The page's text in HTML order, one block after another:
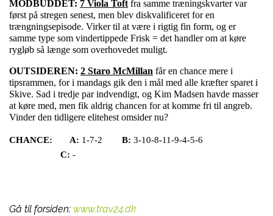
MODBUDDET: 7 Viola Toftfra samme træningskvarter var
først på stregen senest, men blev diskvalificeret for en
trængningsepisode. Virker til at være i rigtig fin form, og er
samme type som vindertippede Frisk = det handler om at køre
rygløb så længe som overhovedet muligt.
OUTSIDEREN: 2 Staro McMillan får en chance mere i
tipsrammen, for i mandags gik den i mål med alle kræfter sparet i
Skive. Sad i tredje par indvendigt, og Kim Madsen havde masser
at køre med, men fik aldrig chancen for at komme fri til angreb.
Vinder den tidligere elitehest omsider nu?
CHANCE: A: 1-7-2 B: 3-10-8-11-9-4-5-6
C: -
Gå til forsiden: www.trav24.dk